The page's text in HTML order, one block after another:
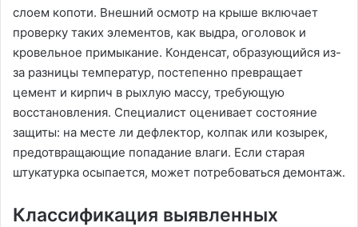
слоем копоти. Внешний осмотр на крыше включает
проверку таких элементов, как выдра, оголовок и
кровельное примыкание. Конденсат, образующийся из-
за разницы температур, постепенно превращает
цемент и кирпич в рыхлую массу, требующую
восстановления. Специалист оценивает состояние
защиты: на месте ли дефлектор, колпак или козырек,
предотвращающие попадание влаги. Если старая
штукатурка осыпается, может потребоваться демонтаж.
Классификация выявленных